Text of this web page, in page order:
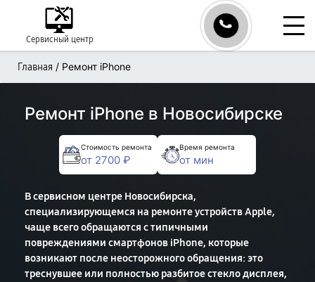
Сервисный центр
Главная / Ремонт iPhone
Ремонт iPhone в Новосибирске
Стоимость ремонта
от 2700 ₽
Время ремонта
от мин
В сервисном центре Новосибирска,
специализирующемся на ремонте устройств Apple,
чаще всего обращаются с типичными
повреждениями смартфонов iPhone, которые
возникают после неосторожного обращения: это
треснувшее или полностью разбитое стекло дисплея,